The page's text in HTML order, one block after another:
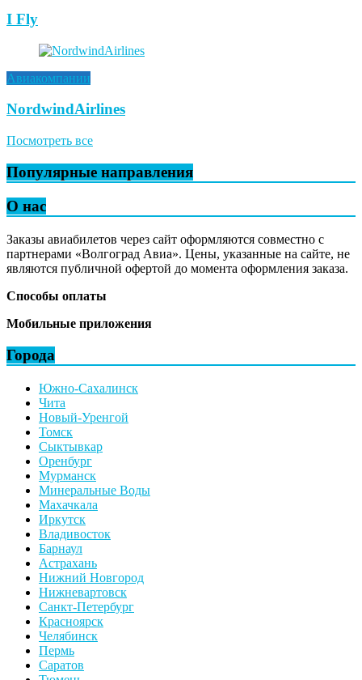
I Fly
Авиакомпании
NordwindAirlines
Посмотреть все
Популярные направления
О нас
Заказы авиабилетов через сайт оформляются совместно с
партнерами «Волгоград Авиа». Цены, указанные на сайте, не
являются публичной офертой до момента оформления заказа.
Способы оплаты
Мобильные приложения
Города
Южно-Сахалинск
Чита
Новый-Уренгой
Томск
Сыктывкар
Оренбург
Мурманск
Минеральные Воды
Махачкала
Иркутск
Владивосток
Барнаул
Астрахань
Нижний Новгород
Нижневартовск
Санкт-Петербург
Красноярск
Челябинск
Пермь
Саратов